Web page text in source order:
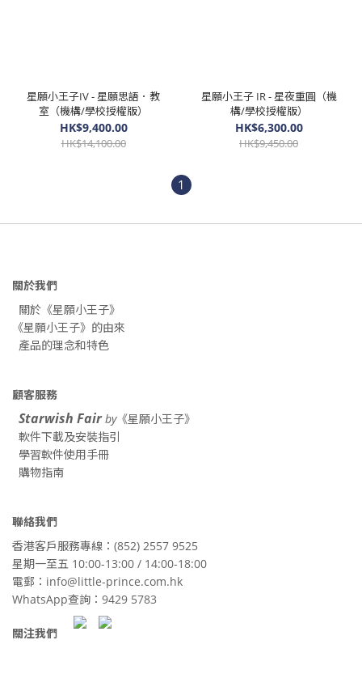
星願小王子IV - 星願思語．教
室（機構/學校授權版）
HK$9,400.00
HK$14,100.00
星願小王子 IR - 星夜重圓（機
構/學校授權版）
HK$6,300.00
HK$9,450.00
1
關於我們
關於《星願小王子》
《星願小王子》的由來
產品的理念和特色
顧客服務
Starwish Fairby《星願小王子》
軟件下載及安裝指引
學習軟件使用手冊
購物指南
聯絡我們
香港客戶服務專線：(852) 2557 9525
星期一至五 10:00-13:00 / 14:00-18:00
電郵：info@little-prince.com.hk
WhatsApp查詢：9429 5783
關注我們